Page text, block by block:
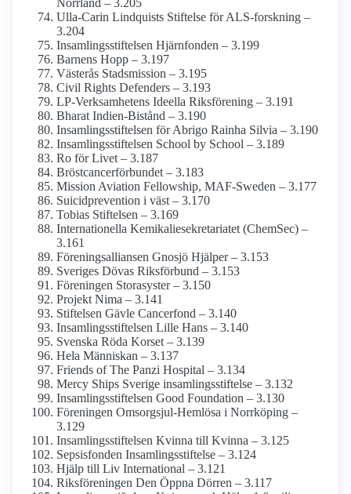
Norrland – 3.205
Ulla-Carin Lindquists Stiftelse för ALS-forskning –
3.204
Insamlings­stiftelsen Hjärnfonden – 3.199
Barnens Hopp – 3.197
Västerås Stadsmission – 3.195
Civil Rights Defenders – 3.193
LP-Verksamhetens Ideella Riksförening – 3.191
Bharat Indien-Bistånd – 3.190
Insamlings­stiftelsen för Abrigo Rainha Silvia – 3.190
Insamlings­stiftelsen School by School – 3.189
Ro för Livet – 3.187
Bröstcancer­förbundet – 3.183
Mission Aviation Fellowship, MAF-Sweden – 3.177
Suicidprevention i väst – 3.170
Tobias Stiftelsen – 3.169
Internationella Kemikalie­sekretariatet (ChemSec) –
3.161
Förenings­alliansen Gnosjö Hjälper – 3.153
Sveriges Dövas Riksförbund – 3.153
Föreningen Storasyster – 3.150
Projekt Nima – 3.141
Stiftelsen Gävle Cancerfond – 3.140
Insamlings­stiftelsen Lille Hans – 3.140
Svenska Röda Korset – 3.139
Hela Människan – 3.137
Friends of The Panzi Hospital – 3.134
Mercy Ships Sverige insamlings­stiftelse – 3.132
Insamlings­stiftelsen Good Foundation – 3.130
Föreningen Omsorgsjul-Hemlösa i Norrköping –
3.129
Insamlings­stiftelsen Kvinna till Kvinna – 3.125
Sepsisfonden Insamlings­stiftelse – 3.124
Hjälp till Liv International – 3.121
Riksföreningen Den Öppna Dörren – 3.117